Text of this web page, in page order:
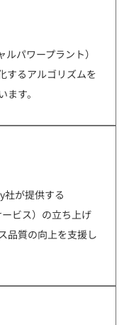
パワープラント）
するアルゴリズムを
す。
が提供する
ビス）の立ち上げ
品質の向上を支援し